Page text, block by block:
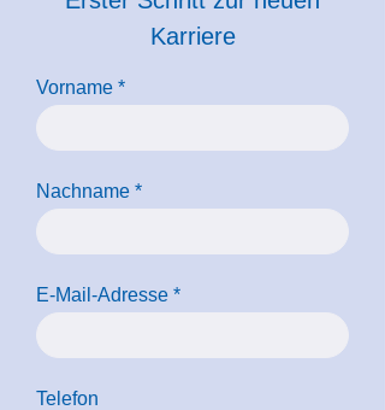
Karriere
Vorname
Nachname
E-Mail-Adresse
Telefon